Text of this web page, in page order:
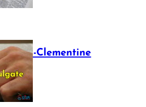
Sixto-Clementine
12, 2025